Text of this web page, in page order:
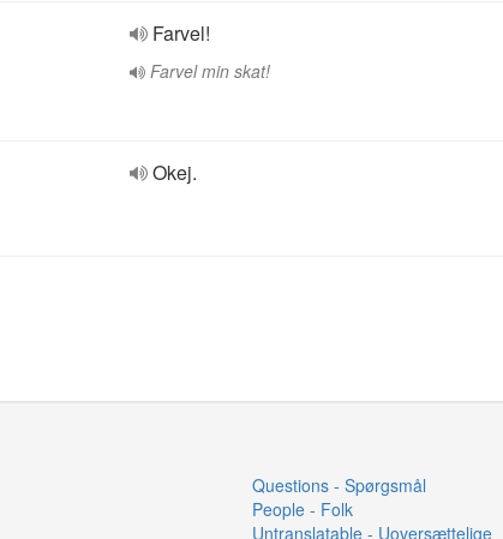
Farvel!
Farvel min skat!
Okej.
Questions - Spørgsmål
People - Folk
Untranslatable - Uoversættelige